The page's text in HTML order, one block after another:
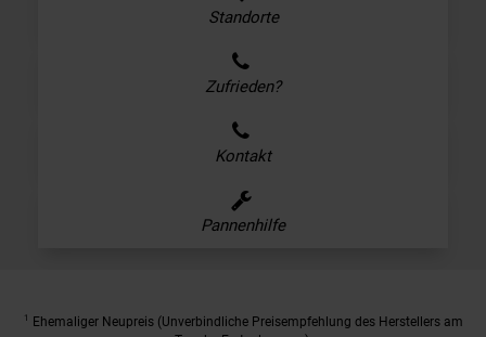
Standorte
Zufrieden?
Kontakt
Pannenhilfe
1
Ehemaliger Neupreis (Unverbindliche Preisempfehlung des Herstellers am